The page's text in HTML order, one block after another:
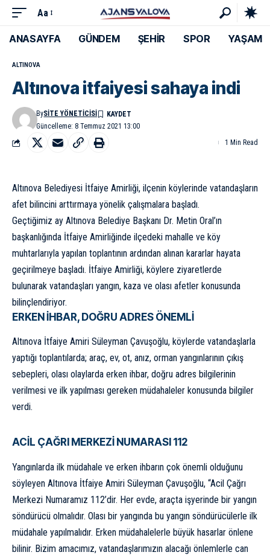
Aa
ANASAYFA GÜNDEM ŞEHİR SPOR YAŞAM
ALTINOVA
Altınova itfaiyesi sahaya indi
Güncelleme: 8 Temmuz 2021 13:00
BySITE YÖNETICISI
1 Min Read
Altınova Belediyesi İtfaiye Amirliği, ilçenin köylerinde vatandaşların
afet bilincini arttırmaya yönelik çalışmalara başladı.
Geçtiğimiz ay Altınova Belediye Başkanı Dr. Metin Oral’ın
başkanlığında İtfaiye Amirliğinde ilçedeki mahalle ve köy
muhtarlarıyla yapılan toplantının ardından alınan kararlar hayata
geçirilmeye başladı. İtfaiye Amirliği, köylere ziyaretlerde
bulunarak vatandaşları yangın, kaza ve olası afetler konusunda
bilinçlendiriyor.
ERKEN İHBAR, DOĞRU ADRES ÖNEMLİ
Altınova İtfaiye Amiri Süleyman Çavuşoğlu, köylerde vatandaşlarla
yaptığı toplantılarda; araç, ev, ot, anız, orman yangınlarının çıkış
sebepleri, olası olaylarda erken ihbar, doğru adres bilgilerinin
verilmesi ve ilk yapılması gereken müdahaleler konusunda bilgiler
verdi.
ACİL ÇAĞRI MERKEZİ NUMARASI 112
Yangınlarda ilk müdahale ve erken ihbarın çok önemli olduğunu
söyleyen Altınova İtfaiye Amiri Süleyman Çavuşoğlu, “Acil Çağrı
Merkezi Numaramız 112’dir. Her evde, araçta işyerinde bir yangın
söndürücü olmalıdır. Olası bir yangında bu yangın söndürücülerle ilk
müdahale yapılmalıdır. Erken müdahalelerle büyük hasarlar önlene
bilinir. Bizim amacımız, vatandaşlarımızın alacağı önlemlerle can